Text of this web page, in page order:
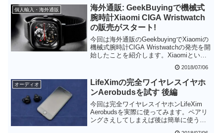
す。
すので、ちょっと良い品を買うというの
は十分ありだと思います。ただ、コンパ
クトなスピーカーより音の広がりがある
ので、周囲に音漏れがして欲しくないと
きには注意が必要です。
個人輸入・海外通販
海外通販: GeekBuyingで機械式
腕時計Xiaomi CIGA Wristwatch
の販売がスタート!
今回は海外通販のGeekbuyingでXiaomiの
機械式腕時計CIGA Wristwatchの発売を開
始したことを紹介します。Xiaomiといえ
ばスマートフォンなどのスマートデバイ
スが主力のメーカーですが、今度の新製
品は予想外のアナログの腕時計でした。
しかもデザインはスケルトンで腕時計の
ムーブメントが丸見えという超個性的な
デザインです。ひと味変わった腕時計を
探している方は是非チェックしてみてく
ださい。
2018/07/06
オーディオ
LifeXimの完全ワイヤレスイヤホ
ンAerobudsを試す 後編
今回は完全ワイヤレスイヤホンLifeXim
Aerobudsを実際に使ってみます。ペアリ
ングさえしてしまえば後は簡単に使うこ